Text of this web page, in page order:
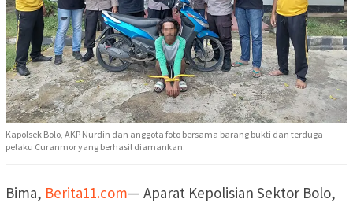
Kapolsek Bolo, AKP Nurdin dan anggota foto bersama barang bukti dan terduga
pelaku Curanmor yang berhasil diamankan.
Bima, Berita11.com— Aparat Kepolisian Sektor Bolo,